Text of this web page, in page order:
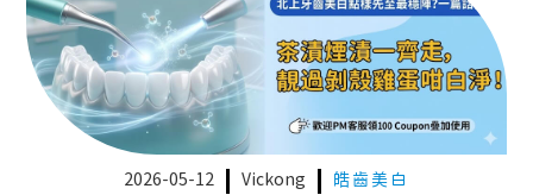
2026-05-12 Vickong 皓齒美白